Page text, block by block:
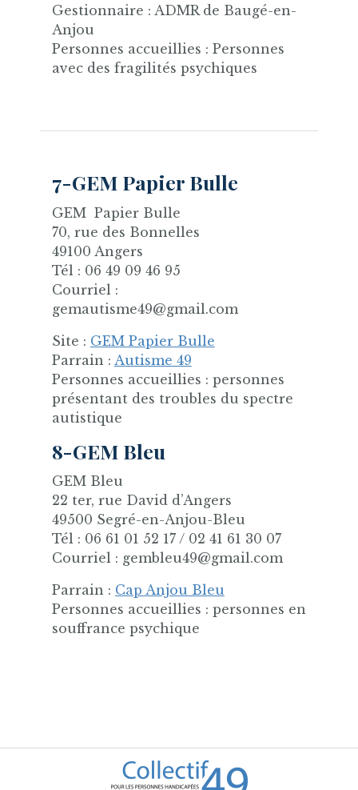
Gestionnaire : ADMR de Baugé-en-
Anjou
Personnes accueillies : Personnes
avec des fragilités psychiques
7-GEM Papier Bulle
GEM Papier Bulle
70, rue des Bonnelles
49100 Angers
Tél : 06 49 09 46 95
Courriel :
gemautisme49@gmail.com
Site : GEM Papier Bulle
Parrain : Autisme 49
Personnes accueillies : personnes
présentant des troubles du spectre
autistique
8-GEM Bleu
GEM Bleu
22 ter, rue David d’Angers
49500 Segré-en-Anjou-Bleu
Tél : 06 61 01 52 17 / 02 41 61 30 07
Courriel : gembleu49@gmail.com
Parrain : Cap Anjou Bleu
Personnes accueillies : personnes en
souffrance psychique